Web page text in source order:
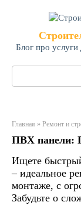
Блог про услуги
Главная » Ремонт и
ПВХ панели:
Ищете
– идеальное
монтаже, с
Забудьте о